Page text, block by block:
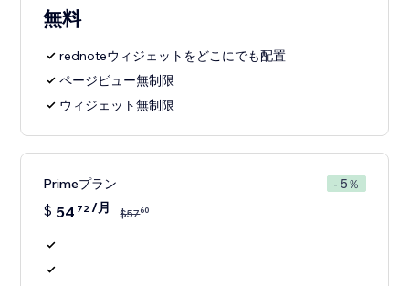
無料
rednoteウィジェットをどこにでも配置
ページビュー無制限
ウィジェット無制限
Primeプラン - 5％
$ 54 72/月 $5760